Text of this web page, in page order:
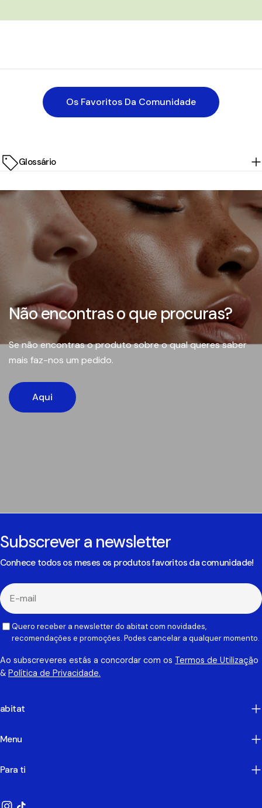
Os Favoritos Da Comunidade
Glossário
Não encontras o que procuras?
Se não encontras o produto sobre o qual queres saber
mais faz-nos um pedido.
Aqui
Subscrever a newsletter
Conhece todos os meses os produtos favoritos da comunidade!
E-
mail
Quero receber a newsletter do abitat com novidades,
recomendações e promoções. Podes cancelar a qualquer momento.
Ao subscreveres estás a concordar com os Termos de Utilização
& Política de Privacidade.
abitat
Menu
Para ti